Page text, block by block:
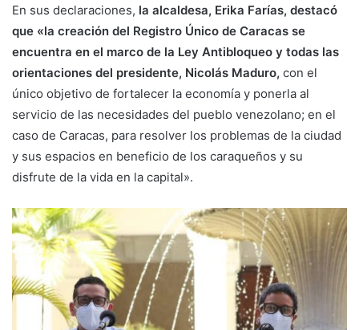
En sus declaraciones, la alcaldesa, Erika Farías, destacó
que «la creación del Registro Único de Caracas se
encuentra en el marco de la Ley Antibloqueo y todas las
orientaciones del presidente, Nicolás Maduro, con el
único objetivo de fortalecer la economía y ponerla al
servicio de las necesidades del pueblo venezolano; en el
caso de Caracas, para resolver los problemas de la ciudad
y sus espacios en beneficio de los caraqueños y su
disfrute de la vida en la capital».